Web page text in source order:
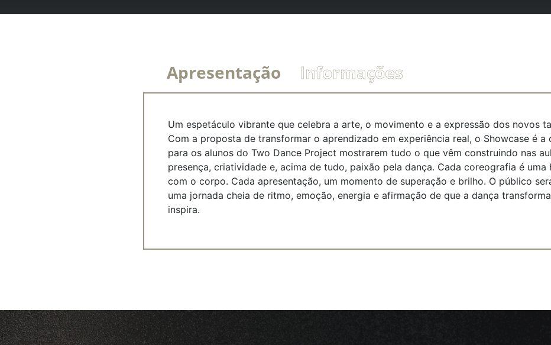
Apresentação Informações
Um espetáculo vibrante que celebra a arte, o movimento e a expressão dos novos
Com a proposta de transformar o aprendizado em experiência real, o Showcase é a
para os alunos do Two Dance Project mostrarem tudo o que vêm construindo nas
presença, criatividade e, acima de tudo, paixão pela dança. Cada coreografia é uma
com o corpo. Cada apresentação, um momento de superação e brilho. O público
uma jornada cheia de ritmo, emoção, energia e afirmação de que a dança
inspira.